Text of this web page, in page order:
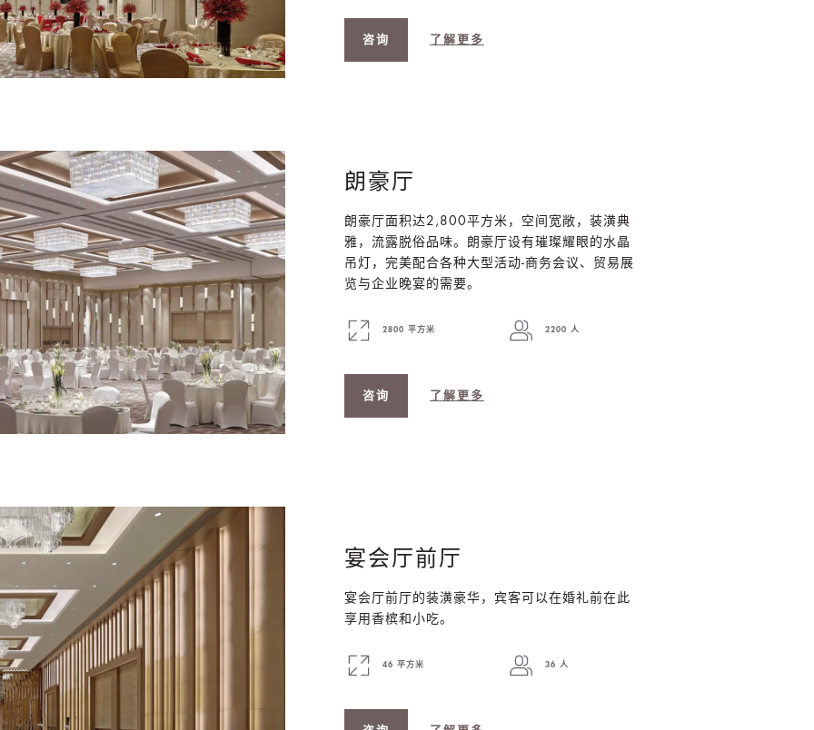
咨询 了解更多
朗豪厅
朗豪厅面积达2,800平方米，空间宽敞，装潢典
雅，流露脱俗品味。朗豪厅设有璀璨耀眼的水晶
吊灯，完美配合各种大型活动-商务会议、贸易展
览与企业晚宴的需要。
2800 平方米 2200 人
咨询 了解更多
宴会厅前厅
宴会厅前厅的装潢豪华，宾客可以在婚礼前在此
享用香槟和小吃。
46 平方米 36 人